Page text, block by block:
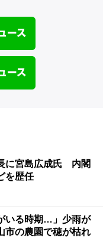
に宮島広成氏 内閣
を歴任
いる時期…」少雨が
の農園で穂が枯れ